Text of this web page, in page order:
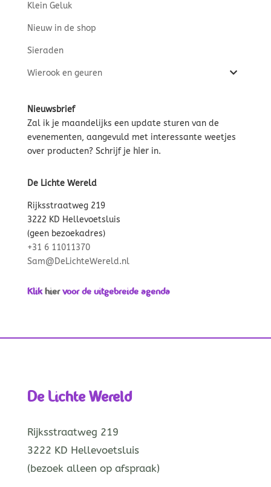
Klein Geluk
Nieuw in de shop
Sieraden
Wierook en geuren
Nieuwsbrief
Zal ik je maandelijks een update sturen van de
evenementen, aangevuld met interessante weetjes
over producten? Schrijf je hierin.
De Lichte Wereld
Rijksstraatweg 219
3222 KD Hellevoetsluis
(geen bezoekadres)
+31 6 11011370
Sam@DeLichteWereld.nl
Klikhiervoor de uitgebreide agenda
De Lichte Wereld
Rijksstraatweg 219
3222 KD Hellevoetsluis
(bezoek alleen op afspraak)